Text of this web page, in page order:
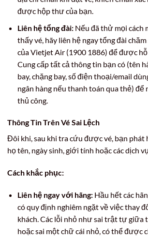
được hộp thư của bạn.
Liên hệ tổng đài:Nếu đã thử mọi cách
thấy vé, hãy liên hệ ngay tổng đài
của Vietjet Air (1900 1886) để được
Cung cấp tất cả thông tin bạn có (tên
bay, chặng bay, số điện thoại/email
ngân hàng nếu thanh toán qua thẻ) để
thủ công.
Thông Tin Trên Vé Sai Lệch
Đôi khi, sau khi tra cứu được vé, bạn phát
họ tên, ngày sinh, giới tính hoặc các dịch
Cách khắc phục:
Liên hệ ngay với hãng:Hầu hết các
có quy định nghiêm ngặt về việc thay
khách. Các lỗi nhỏ như sai trật tự giữa
hoặc sai một chữ cái nhỏ, có thể được